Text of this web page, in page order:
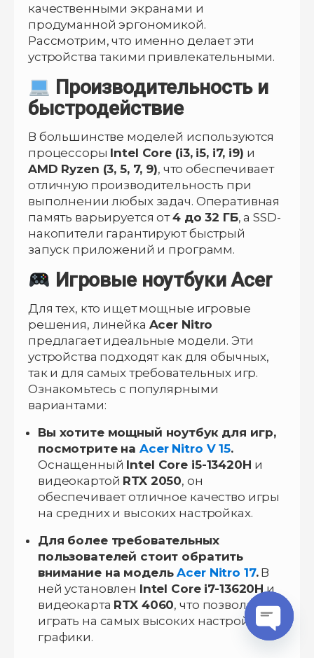
качественными экранами и
продуманной эргономикой.
Рассмотрим, что именно делает эти
устройства такими привлекательными.
Производительность и
быстродействие
В большинстве моделей используются
процессоры Intel Core (i3, i5, i7, i9) и
AMD Ryzen (3, 5, 7, 9), что обеспечивает
отличную производительность при
выполнении любых задач. Оперативная
память варьируется от4 до 32 ГБ, а SSD-
накопители гарантируют быстрый
запуск приложений и программ.
Игровые ноутбуки Acer
Для тех, кто ищет мощные игровые
решения, линейка Acer Nitro
предлагает идеальные модели. Эти
устройства подходят как для обычных,
так и для самых требовательных игр.
Ознакомьтесь с популярными
вариантами:
Вы хотите мощный ноутбук для игр,
посмотрите наAcer Nitro V 15.
Оснащенный Intel Core i5-13420H и
видеокартой RTX 2050, он
обеспечивает отличное качество игры
на средних и высоких настройках.
Для более требовательных
пользователей стоит обратить
внимание на модельAcer Nitro 17.В
ней установлен Intel Core i7-13620Hи
видеокарта RTX 4060, что позволяет
играть на самых высоких настройках
графики.